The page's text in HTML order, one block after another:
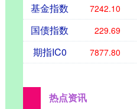
基金指数 7242.10
国债指数 229.69
期指IC0 7877.80
热点资讯